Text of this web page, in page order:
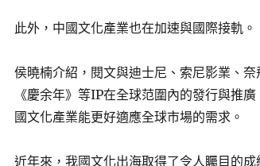
此外，中國文化產業也在加速與國際接軌。
侯曉楠介紹，閱文與迪士尼、索尼影業、
《慶余年》等IP在全球范圍內的發行與推
國文化產業能更好適應全球市場的需求。
近年來，我國文化出海取得了令人矚目的